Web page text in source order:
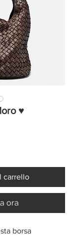
♥
carrello
ora
borsa